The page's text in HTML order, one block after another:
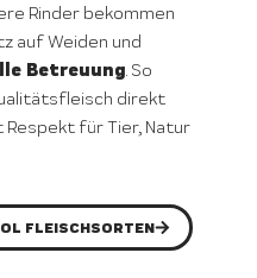
Rinder bekommen
auf Weiden und
Betreuung. So
direkt
Respekt für Tier, Natur
FLEISCHSORTEN